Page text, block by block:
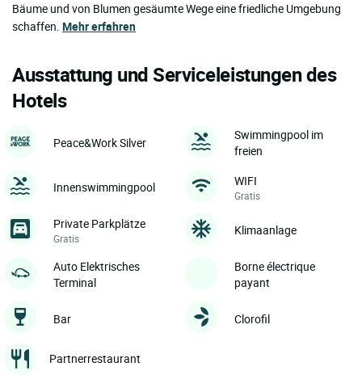
Bäume und von Blumen gesäumte Wege eine friedliche Umgebung
schaffen. Mehr erfahren
Ausstattung und Serviceleistungen des
Hotels
Peace&Work Silver
Swimmingpool im
freien
Innenswimmingpool WIFI
Gratis
Private Parkplätze
Gratis
Klimaanlage
Auto Elektrisches
Terminal
Borne électrique
payant
Bar Clorofil
Partnerrestaurant